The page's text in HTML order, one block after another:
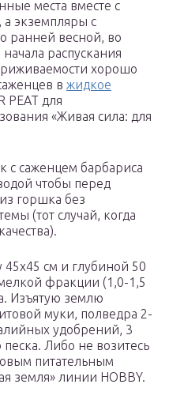
места вместе с
экземпляры с
ранней весной, во
распускания
хорошо
в жидкое
PEAT для
«Живая сила: для
с саженцем барбариса
чтобы перед
горшка без
(тот случай, когда
см и глубиной 50
фракции (1,0-1,5
Изъятую землю
муки, полведра 2-
удобрений, 3
Либо не возитесь
питательным
земля» линии HOBBY.